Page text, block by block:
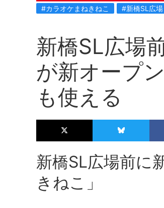
#カラオケまねきねこ #新橋SL広場
新橋SL広場
が新オープ
も使える
新橋SL広場前に
きねこ」